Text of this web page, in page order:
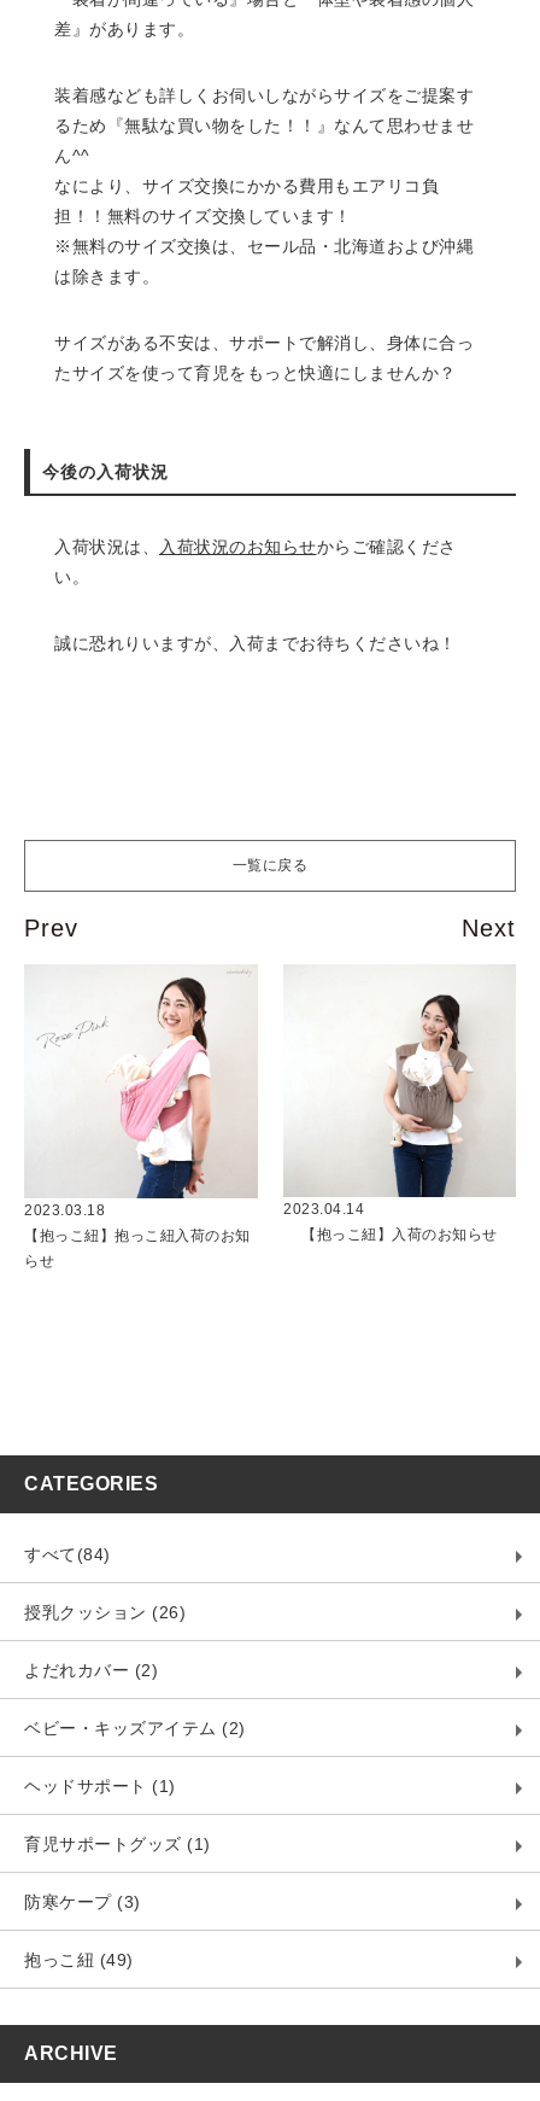
差』があります。
装着感なども詳しくお伺いしながらサイズをご提案す
るため『無駄な買い物をした！！』なんて思わせませ
ん^^
なにより、サイズ交換にかかる費用もエアリコ負
担！！無料のサイズ交換しています！
※無料のサイズ交換は、セール品・北海道および沖縄
は除きます。
サイズがある不安は、サポートで解消し、身体に合っ
たサイズを使って育児をもっと快適にしませんか？
今後の入荷状況
入荷状況は、 入荷状況のお知らせからご確認くださ
い。
誠に恐れりいますが、入荷までお待ちくださいね！
一覧に戻る
2023.03.18
【抱っこ紐】抱っこ紐入荷のお知
らせ
2023.04.14
【抱っこ紐】入荷のお知らせ
CATEGORIES
すべて(84)
授乳クッション (26)
よだれカバー (2)
ベビー・キッズアイテム (2)
ヘッドサポート (1)
育児サポートグッズ (1)
防寒ケープ (3)
抱っこ紐 (49)
ARCHIVE